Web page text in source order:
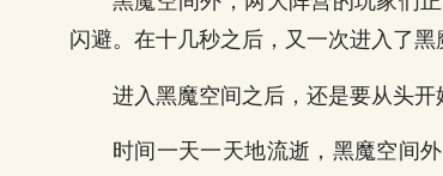
闪避。在十几秒之后，又一次进入了黑
进入黑魔空间之后，还是要从头开
时间一天一天地流逝，黑魔空间